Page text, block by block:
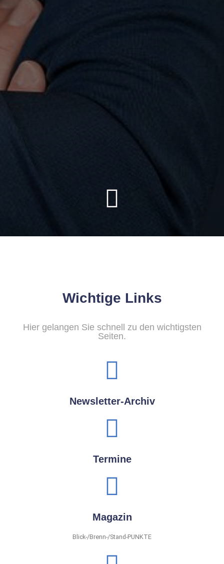
Wichtige Links
Hier gelangen Sie schnell zu den wichtigsten
Seiten.
Newsletter-Archiv
Termine
Magazin
Blick-/Brenn-/Stand-PUNKTE